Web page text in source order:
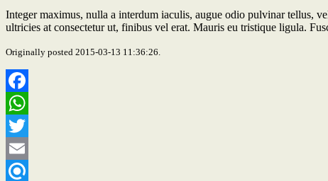
Integer maximus, nulla a interdum iaculis, augue odio pulvinar tellus,
ultricies at consectetur ut, finibus vel erat. Mauris eu tristique ligula.
Originally posted 2015-03-13 11:36:26.
Facebook
WhatsApp
Twitter
Email